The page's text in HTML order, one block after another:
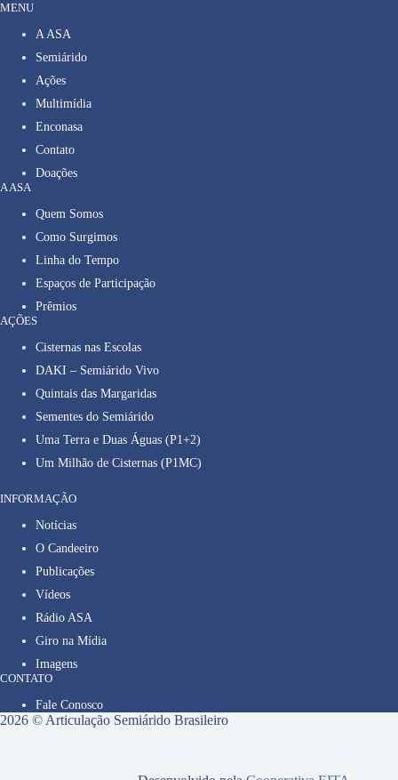
MENU
A ASA
Semiárido
Ações
Multimídia
Enconasa
Contato
Doações
A ASA
Quem Somos
Como Surgimos
Linha do Tempo
Espaços de Participação
Prêmios
AÇÕES
Cisternas nas Escolas
DAKI – Semiárido Vivo
Quintais das Margaridas
Sementes do Semiárido
Uma Terra e Duas Águas (P1+2)
Um Milhão de Cisternas (P1MC)
INFORMAÇÃO
Notícias
O Candeeiro
Publicações
Vídeos
Rádio ASA
Giro na Mídia
Imagens
CONTATO
Fale Conosco
2026 © Articulação Semiárido Brasileiro